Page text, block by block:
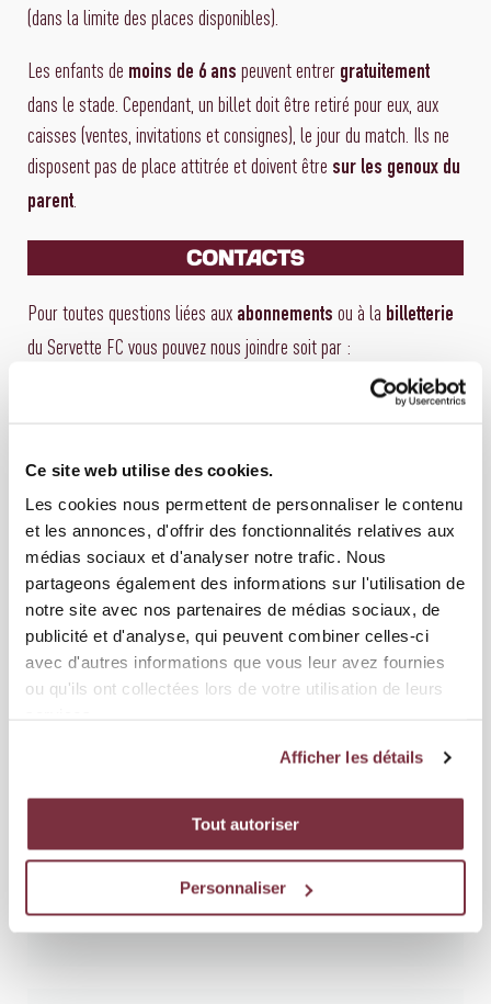
Ce site web utilise des cookies.
Les cookies nous permettent de personnaliser le contenu
et les annonces, d'offrir des fonctionnalités relatives aux
médias sociaux et d'analyser notre trafic. Nous
partageons également des informations sur l'utilisation de
notre site avec nos partenaires de médias sociaux, de
publicité et d'analyse, qui peuvent combiner celles-ci
avec d'autres informations que vous leur avez fournies
ou qu'ils ont collectées lors de votre utilisation de leurs
Afficher les détails
Tout autoriser
Personnaliser
(dans la limite des places disponibles).
Les enfants de moins de 6 ans peuvent entrer gratuitement
dans le stade. Cependant, un billet doit être retiré pour eux, aux
caisses (ventes, invitations et consignes), le jour du match. Ils ne
disposent pas de place attitrée et doivent être sur les genoux du
parent
Pour toutes questions liées aux abonnements ou à la billetterie
du Servette FC vous pouvez nous joindre soit par :
Téléphone : 022.311.18.90 (puis taper 1 pour la billetterie)
Nous sommes joignables du lundi au vendredi de 9h-12h et 14h-
17h (hors jour de match).
Vous avez des questions concernant les abonnements ou la
billetterie VIPdu Servette FC : cliquez-ici
Mon compte billetterie
J’AI OUBLIÉ MON MOT DE PASSE, QUE DOIS-JE
FAIRE ?